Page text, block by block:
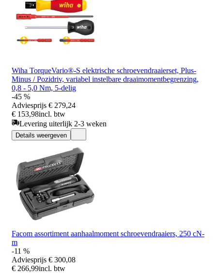
Wiha TorqueVario®-S elektrische schroevendraaierset, Plus-
Minus / Pozidriv, variabel instelbare draaimomentbegrenzing,
0,8 - 5,0 Nm, 5-delig
-45 %
Adviesprijs € 279,24
€ 153,98incl. btw
Levering uiterlijk 2-3 weken
Details weergeven
Facom assortiment aanhaalmoment schroevendraaiers, 250 cN-
m
-11 %
Adviesprijs € 300,08
€ 266,99incl. btw